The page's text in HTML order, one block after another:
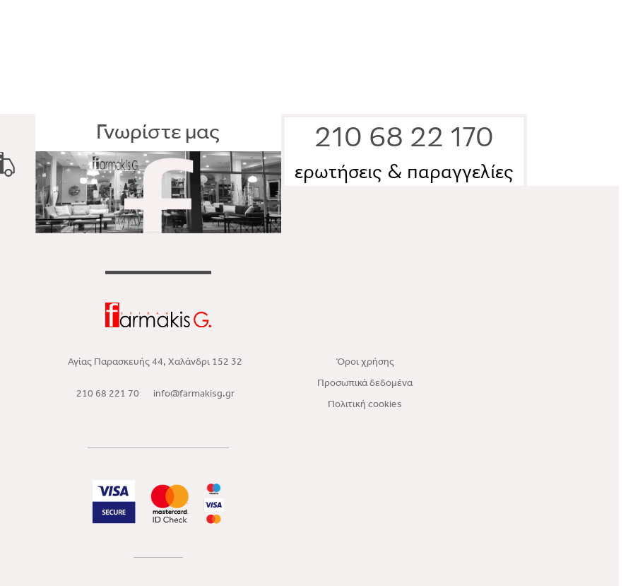
Γνωρίστε μας 210 68 22 170
ερωτήσεις & παραγγελίες
Αγίας Παρασκευής 44, Χαλάνδρι 152 32
210 68 221 70
info@farmakisg.gr
Όροι χρήσης
Προσωπικά δεδομένα
Πολιτική cookies